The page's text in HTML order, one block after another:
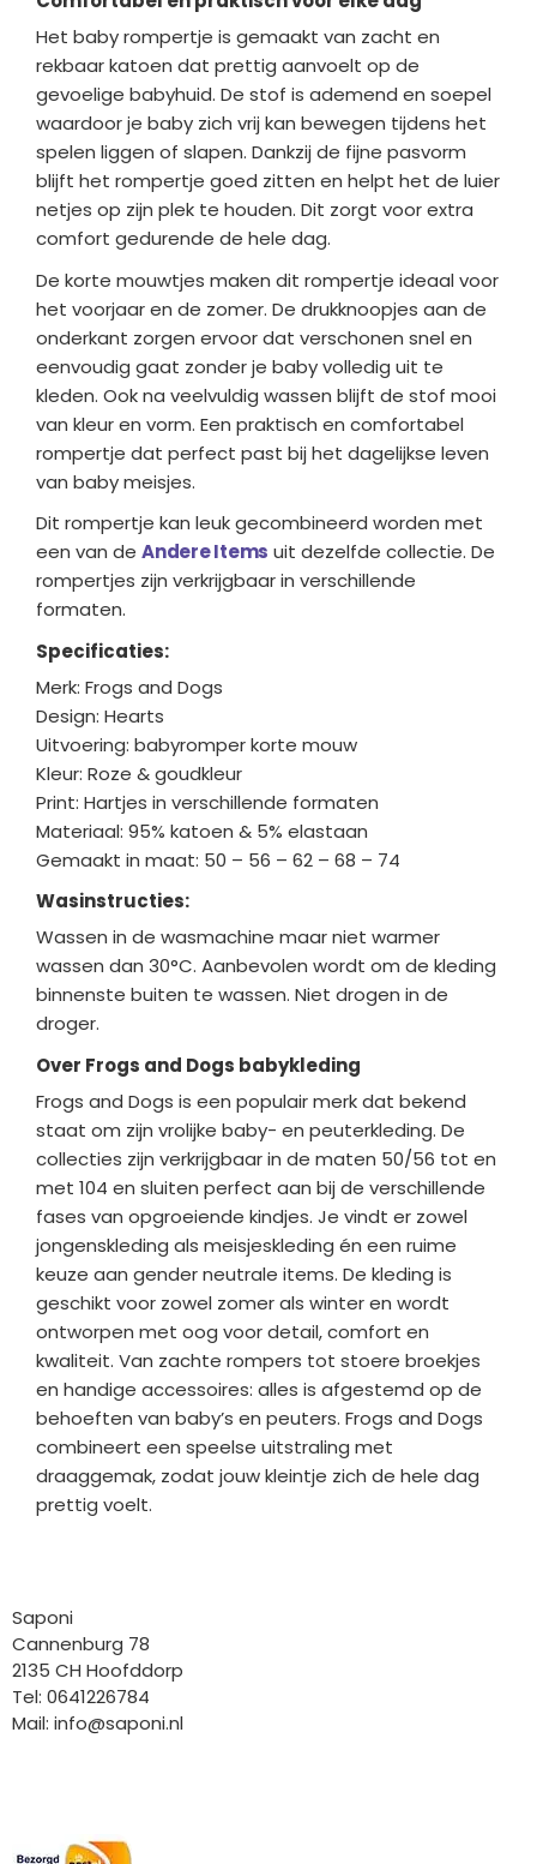
Het baby rompertje is gemaakt van zacht en
rekbaar katoen dat prettig aanvoelt op de
gevoelige babyhuid. De stof is ademend en soepel
waardoor je baby zich vrij kan bewegen tijdens het
spelen liggen of slapen. Dankzij de fijne pasvorm
blijft het rompertje goed zitten en helpt het de luier
netjes op zijn plek te houden. Dit zorgt voor extra
comfort gedurende de hele dag.
De korte mouwtjes maken dit rompertje ideaal voor
het voorjaar en de zomer. De drukknoopjes aan de
onderkant zorgen ervoor dat verschonen snel en
eenvoudig gaat zonder je baby volledig uit te
kleden. Ook na veelvuldig wassen blijft de stof mooi
van kleur en vorm. Een praktisch en comfortabel
rompertje dat perfect past bij het dagelijkse leven
van baby meisjes.
Dit rompertje kan leuk gecombineerd worden met
een van de Andere Items uit dezelfde collectie. De
rompertjes zijn verkrijgbaar in verschillende
formaten.
Specificaties:
Merk: Frogs and Dogs
Design: Hearts
Uitvoering: babyromper korte mouw
Kleur: Roze & goudkleur
Print: Hartjes in verschillende formaten
Materiaal: 95% katoen & 5% elastaan
Gemaakt in maat: 50 – 56 – 62 – 68 – 74
Wasinstructies:
Wassen in de wasmachine maar niet warmer
wassen dan 30°C. Aanbevolen wordt om de kleding
binnenste buiten te wassen. Niet drogen in de
droger.
Over Frogs and Dogs babykleding
Frogs and Dogs is een populair merk dat bekend
staat om zijn vrolijke baby- en peuterkleding. De
collecties zijn verkrijgbaar in de maten 50/56 tot en
met 104 en sluiten perfect aan bij de verschillende
fases van opgroeiende kindjes. Je vindt er zowel
jongenskleding als meisjeskleding én een ruime
keuze aan gender neutrale items. De kleding is
geschikt voor zowel zomer als winter en wordt
ontworpen met oog voor detail, comfort en
kwaliteit. Van zachte rompers tot stoere broekjes
en handige accessoires: alles is afgestemd op de
behoeften van baby’s en peuters. Frogs and Dogs
combineert een speelse uitstraling met
draaggemak, zodat jouw kleintje zich de hele dag
prettig voelt.
Saponi
Cannenburg 78
2135 CH Hoofddorp
Tel: 0641226784
Mail: info@saponi.nl